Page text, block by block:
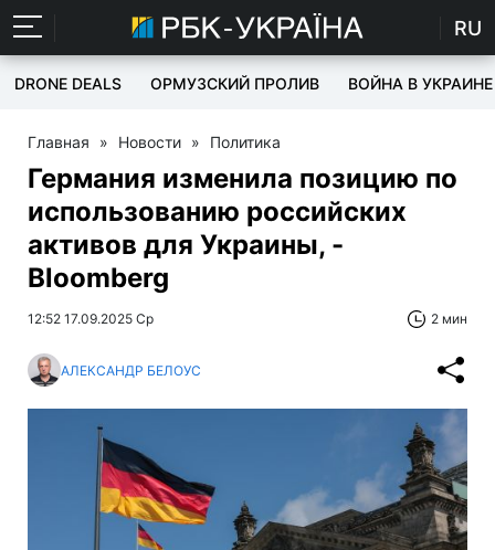
RU
DRONE DEALS ОРМУЗСКИЙ ПРОЛИВ ВОЙНА В УКРАИНЕ
Главная » Новости » Политика
Германия изменила позицию по
использованию российских
активов для Украины, -
Bloomberg
12:52 17.09.2025 Ср 2 мин
АЛЕКСАНДР БЕЛОУС